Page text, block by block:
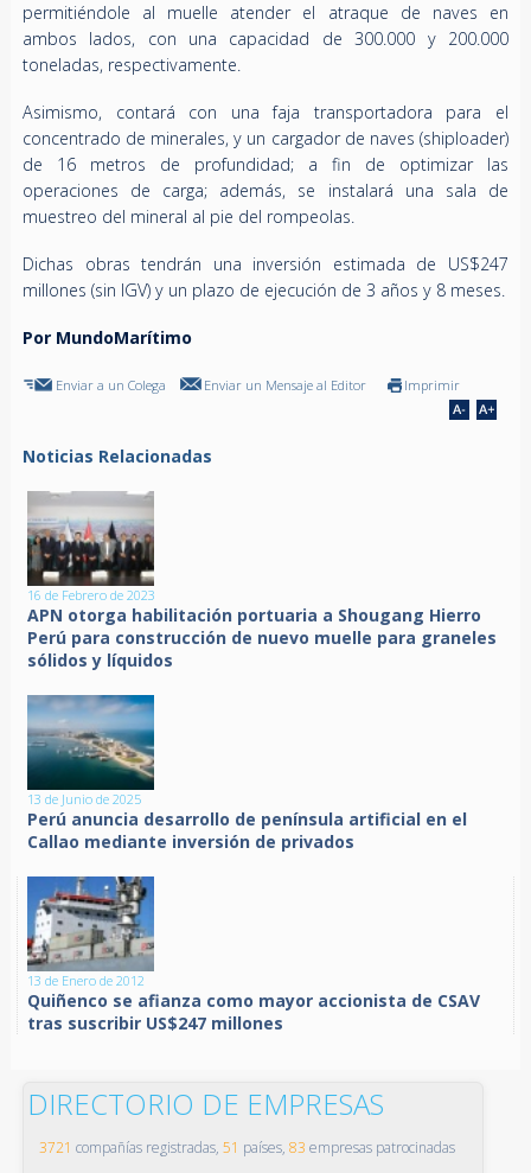
permitiéndole al muelle atender el atraque de naves en
ambos lados, con una capacidad de 300.000 y 200.000
toneladas, respectivamente.
Asimismo, contará con una faja transportadora para el
concentrado de minerales, y un cargador de naves (shiploader)
de 16 metros de profundidad; a fin de optimizar las
operaciones de carga; además, se instalará una sala de
muestreo del mineral al pie del rompeolas.
Dichas obras tendrán una inversión estimada de US$247
millones (sin IGV) y un plazo de ejecución de 3 años y 8 meses.
Por MundoMarítimo
Enviar a un Colega Enviar un Mensaje al Editor Imprimir
Noticias Relacionadas
16 de Febrero de 2023
APN otorga habilitación portuaria a Shougang Hierro
Perú para construcción de nuevo muelle para graneles
sólidos y líquidos
13 de Junio de 2025
Perú anuncia desarrollo de península artificial en el
Callao mediante inversión de privados
13 de Enero de 2012
Quiñenco se afianza como mayor accionista de CSAV
tras suscribir US$247 millones
DIRECTORIO DE EMPRESAS
3721 compañías registradas, 51 países, 83 empresas patrocinadas